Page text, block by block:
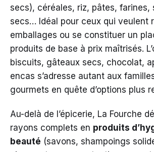
secs), céréales, riz, pâtes, farines,
secs… Idéal pour ceux qui veulent
emballages ou se constituer un
produits de base à prix maîtrisés.
biscuits, gâteaux secs, chocolat,
encas s’adresse autant aux
gourmets en quête d’options plus
Au-delà de l’épicerie, La Fourche
rayons complets en produits
beauté (savons, shampoings